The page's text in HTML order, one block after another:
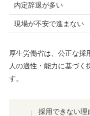
内定辞退が多い
現場が不安で進まない
厚生労働省は、公正な採
人の適性・能力に基づく
す。
採用できない理